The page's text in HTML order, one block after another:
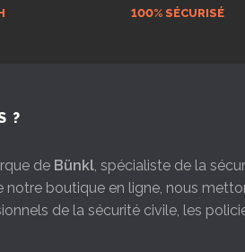
100% SÉCURISÉ
?
de Bünkl, spécialiste de la
notre boutique en ligne, nous
de la sécurité civile, les